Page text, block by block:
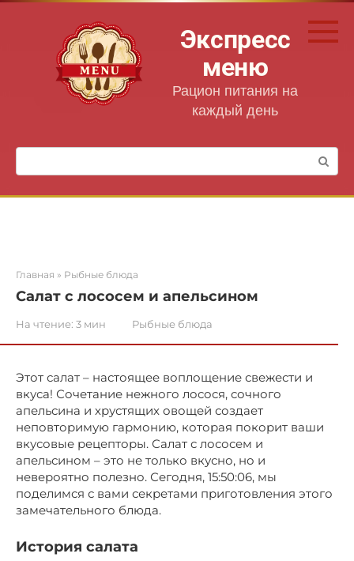
Перейти
Экспресс
меню
Рацион питания на
каждый день
Поиск:
Главная » Рыбные блюда
Салат с лососем и апельсином
На чтение: 3 мин Рыбные блюда
Этот салат – настоящее воплощение свежести и
вкуса! Сочетание нежного лосося, сочного
апельсина и хрустящих овощей создает
неповторимую гармонию, которая покорит ваши
вкусовые рецепторы. Салат с лососем и
апельсином – это не только вкусно, но и
невероятно полезно. Сегодня, 15:50:06, мы
поделимся с вами секретами приготовления этого
замечательного блюда.
История салата